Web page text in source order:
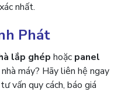
nhất.
Phát
lắp ghép hoặc panel
máy? Hãy liên hệ ngay
vấn quy cách, báo giá